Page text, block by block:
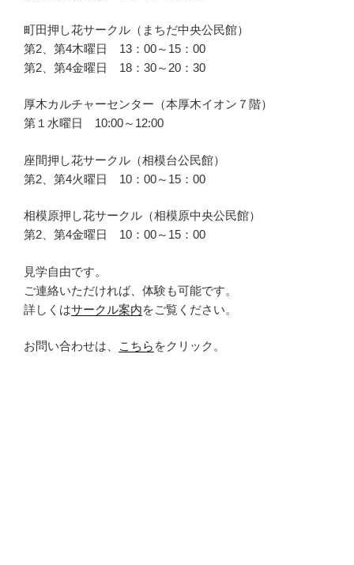
町田押し花サークル（まちだ中央公民館）
第2、第4木曜日 13：00～15：00
第2、第4金曜日 18：30～20：30
厚木カルチャーセンター（本厚木イオン７階）
第１水曜日 10:00～12:00
座間押し花サークル（相模台公民館）
第2、第4火曜日 10：00～15：00
相模原押し花サークル（相模原中央公民館）
第2、第4金曜日 10：00～15：00
見学自由です。
ご連絡いただければ、体験も可能です。
詳しくはサークル案内をご覧ください。
お問い合わせは、 こちら をクリック。